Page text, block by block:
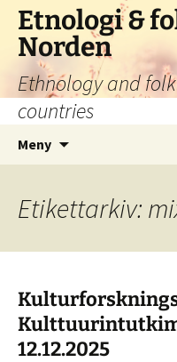
Hoppa
innehåll
Etnologi &
Norden
Ethnology and
countries
Meny
Etikettarkiv:
12.12.2025